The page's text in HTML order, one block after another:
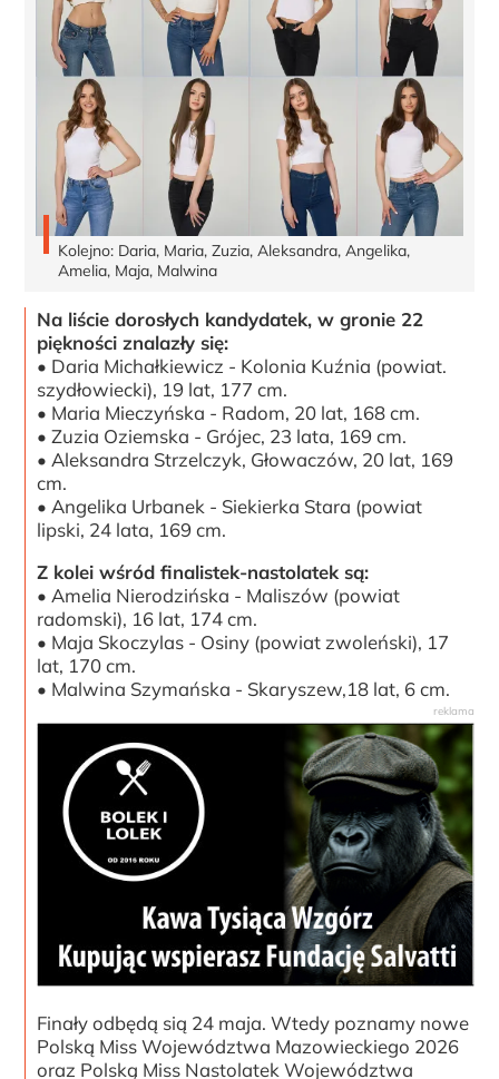
Kolejno: Daria, Maria, Zuzia, Aleksandra, Angelika,
Amelia, Maja, Malwina
Na liście dorosłych kandydatek, w gronie 22
piękności znalazły się:
• Daria Michałkiewicz - Kolonia Kuźnia (powiat.
szydłowiecki), 19 lat, 177 cm.
• Maria Mieczyńska - Radom, 20 lat, 168 cm.
• Zuzia Oziemska - Grójec, 23 lata, 169 cm.
• Aleksandra Strzelczyk, Głowaczów, 20 lat, 169
cm.
• Angelika Urbanek - Siekierka Stara (powiat
lipski, 24 lata, 169 cm.
Z kolei wśród finalistek-nastolatek są:
• Amelia Nierodzińska - Maliszów (powiat
radomski), 16 lat, 174 cm.
• Maja Skoczylas - Osiny (powiat zwoleński), 17
lat, 170 cm.
• Malwina Szymańska - Skaryszew,18 lat, 6 cm.
Finały odbędą sią 24 maja. Wtedy poznamy nowe
Polską Miss Województwa Mazowieckiego 2026
oraz Polską Miss Nastolatek Województwa